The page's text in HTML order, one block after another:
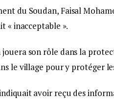
du Soudan, Faisal
« inacceptable ».
son rôle dans la
le village pour y protéger
avoir reçu des